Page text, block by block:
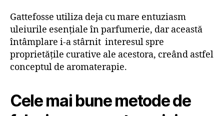
Gattefosse utiliza deja cu mare entuziasm
uleiurile esențiale în parfumerie, dar această
întâmplare i-a stârnit interesul spre
proprietățile curative ale acestora, creând astfel
conceptul de aromaterapie.
Cele mai bune metode de